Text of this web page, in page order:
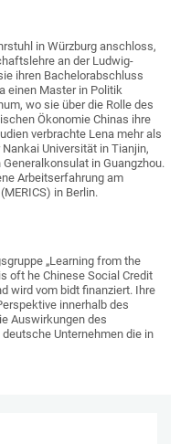
in Würzburg anschloss,
an der Ludwig-
ihren Bachelorabschluss
einen Master in Politik
wo sie über die Rolle des
Ökonomie Chinas ihre
verbrachte Lena mehr als
Universität in Tianjin,
in Guangzhou.
Arbeitserfahrung am
in Berlin.
„Learning from the
oft he Chinese Social Credit
wird vom bidt finanziert. Ihre
innerhalb des
Auswirkungen des
Unternehmen die in